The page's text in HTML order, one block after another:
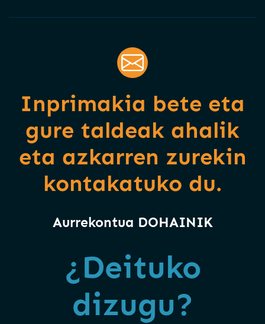
Inprimakia bete eta
gure taldeak ahalik
eta azkarren zurekin
kontakatuko du.
Aurrekontua DOHAINIK
¿Deituko
dizugu?